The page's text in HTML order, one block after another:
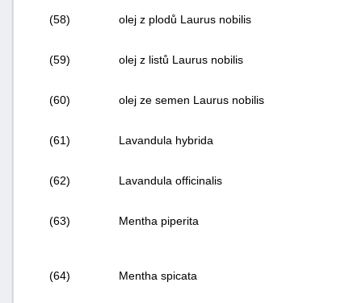
(58) olej z plodů Laurus nobilis
(59) olej z listů Laurus nobilis
(60) olej ze semen Laurus nobilis
(61) Lavandula hybrida
(62) Lavandula officinalis
(63) Mentha piperita
(64) Mentha spicata